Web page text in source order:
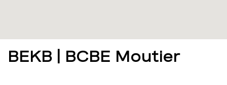
BEKB | BCBE Moutier